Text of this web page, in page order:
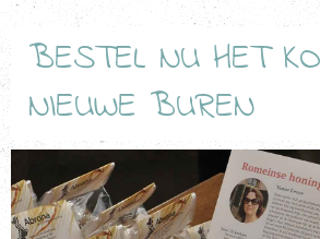
BESTEL NU HET
NIEUWE BUREN